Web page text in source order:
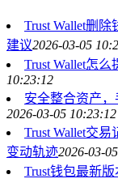
Trust Wallet删
建议2026-03-05
Trust Wallet怎
10:23:12
安全整合资产，
2026-03-05 10:23:12
Trust Wallet交
变动轨迹2026-03-
Trust钱包最新